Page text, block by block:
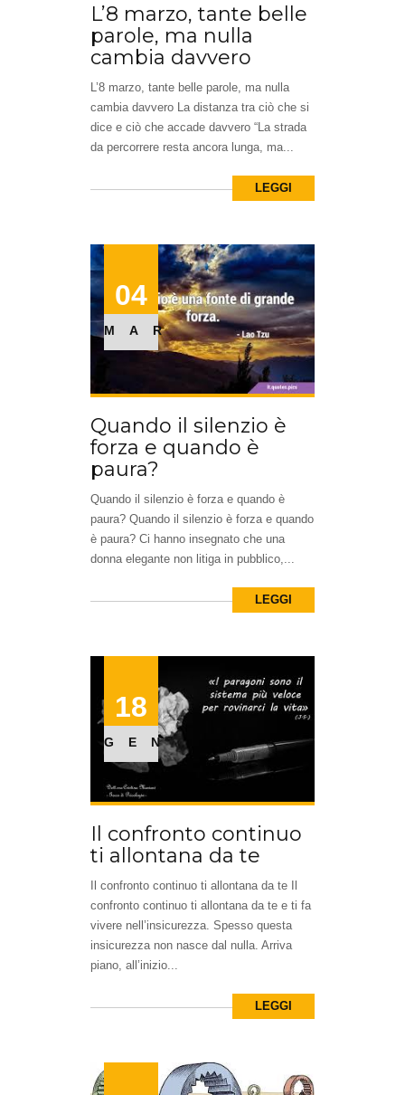
L’8 marzo, tante belle
parole, ma nulla
cambia davvero
L’8 marzo, tante belle parole, ma nulla
cambia davvero La distanza tra ciò che si
dice e ciò che accade davvero “La strada
da percorrere resta ancora lunga, ma...
LEGGI
04
MAR
Quando il silenzio è
forza e quando è
paura?
Quando il silenzio è forza e quando è
paura? Quando il silenzio è forza e quando
è paura? Ci hanno insegnato che una
donna elegante non litiga in pubblico,...
LEGGI
18
GEN
Il confronto continuo
ti allontana da te
Il confronto continuo ti allontana da te Il
confronto continuo ti allontana da te e ti fa
vivere nell’insicurezza. Spesso questa
insicurezza non nasce dal nulla. Arriva
piano, all’inizio...
LEGGI